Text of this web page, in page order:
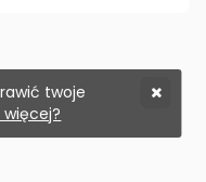
twoje